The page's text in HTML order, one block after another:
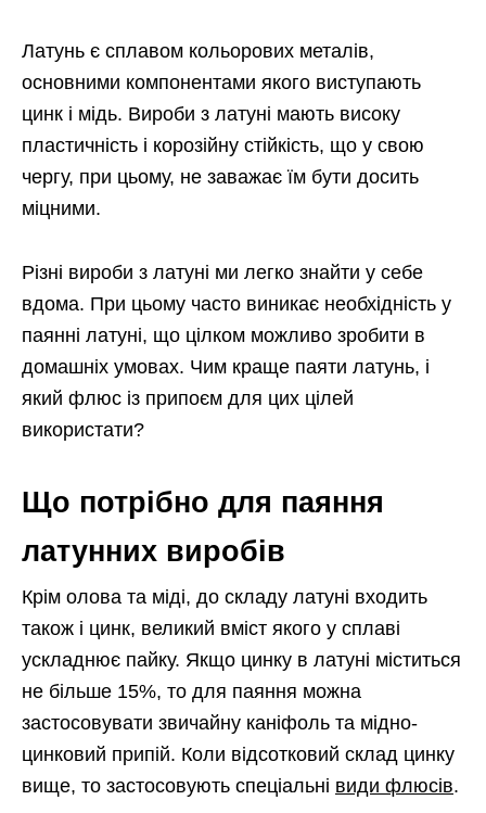
Латунь є сплавом кольорових металів,
основними компонентами якого виступають
цинк і мідь. Вироби з латуні мають високу
пластичність і корозійну стійкість, що у свою
чергу, при цьому, не заважає їм бути досить
міцними.
Різні вироби з латуні ми легко знайти у себе
вдома. При цьому часто виникає необхідність у
паянні латуні, що цілком можливо зробити в
домашніх умовах. Чим краще паяти латунь, і
який флюс із припоєм для цих цілей
використати?
Що потрібно для паяння
латунних виробів
Крім олова та міді, до складу латуні входить
також і цинк, великий вміст якого у сплаві
ускладнює пайку. Якщо цинку в латуні міститься
не більше 15%, то для паяння можна
застосовувати звичайну каніфоль та мідно-
цинковий припій. Коли відсотковий склад цинку
вище, то застосовують спеціальні види флюсів.